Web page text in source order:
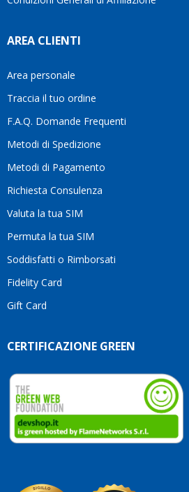
AREA CLIENTI
Area personale
Traccia il tuo ordine
F.A.Q. Domande Frequenti
Metodi di Spedizione
Metodi di Pagamento
Richiesta Consulenza
Valuta la tua SIM
Permuta la tua SIM
Soddisfatti o Rimborsati
Fidelity Card
Gift Card
CERTIFICAZIONE GREEN